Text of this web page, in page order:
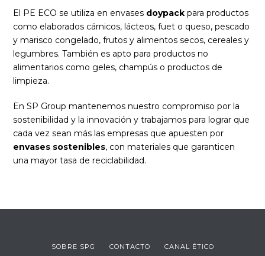
El PE ECO se utiliza en envases doypack para productos
como elaborados cárnicos, lácteos, fuet o queso, pescado
y marisco congelado, frutos y alimentos secos, cereales y
legumbres. También es apto para productos no
alimentarios como geles, champús o productos de
limpieza.
En SP Group mantenemos nuestro compromiso por la
sostenibilidad y la innovación y trabajamos para lograr que
cada vez sean más las empresas que apuesten por
envases sostenibles, con materiales que garanticen
una mayor tasa de reciclabilidad.
SOBRE SPG CONTACTO CANAL ÉTICO